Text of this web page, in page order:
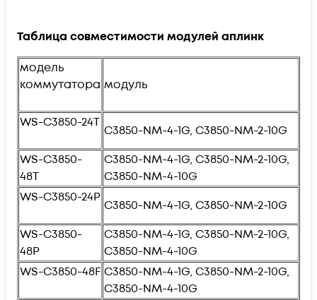
Таблица совместимости модулей аплинк
модель
коммутатора модуль
WS-C3850-24T
C3850-NM-4-1G, C3850-NM-2-10G
WS-C3850-
48T
C3850-NM-4-1G, C3850-NM-2-10G,
C3850-NM-4-10G
WS-C3850-24P
C3850-NM-4-1G, C3850-NM-2-10G
WS-C3850-
48P
C3850-NM-4-1G, C3850-NM-2-10G,
C3850-NM-4-10G
WS-C3850-48F C3850-NM-4-1G, C3850-NM-2-10G,
C3850-NM-4-10G